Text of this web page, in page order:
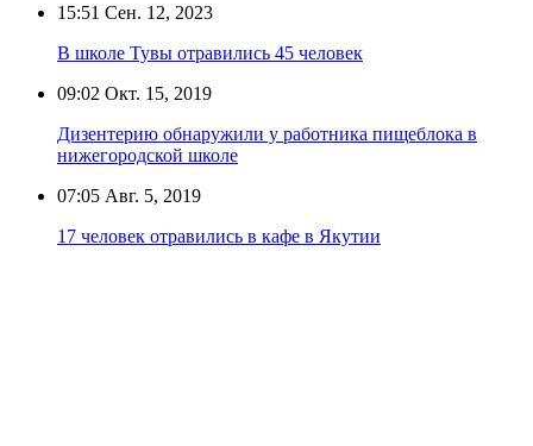
15:51 Сен. 12, 2023
В школе Тувы отравились 45 человек
09:02 Окт. 15, 2019
Дизентерию обнаружили у работника пищеблока в
нижегородской школе
07:05 Авг. 5, 2019
17 человек отравились в кафе в Якутии